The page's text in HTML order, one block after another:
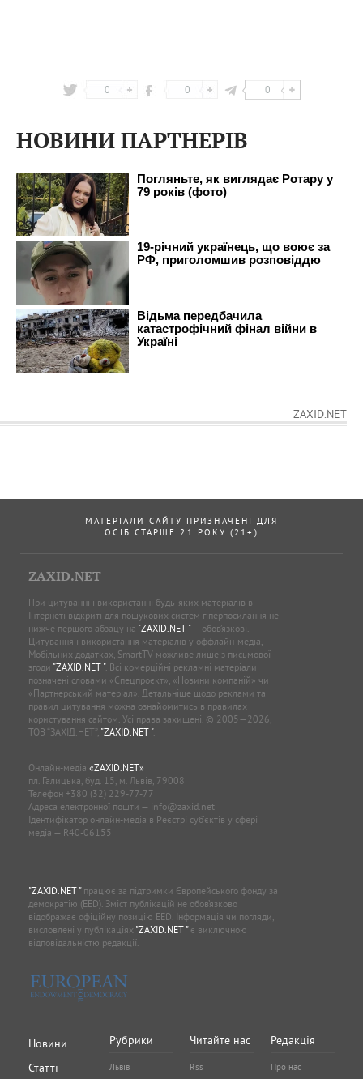
0 0 0
НОВИНИ ПАРТНЕРІВ
ZAXID.NET
МАТЕРІАЛИ САЙТУ ПРИЗНАЧЕНІ ДЛЯ
ОСІБ СТАРШЕ 21 РОКУ (21+)
ZAXID.NET
При цитуванні і використанні будь-яких матеріалів в
Інтернеті відкриті для пошукових систем гіперпосилання не
нижче першого абзацу на "ZAXID.NET "— обов’язкові.
Цитування і використання матеріалів у оффлайн-медіа,
Мобільних додатках, SmartTV можливе лише з письмової
згоди "ZAXID.NET ". Всі комерційні рекламні матеріали
позначені словами «Спецпроєкт», «Новини компаній» чи
«Партнерський матеріал». Детальніше щодо реклами та
правил цитування можна ознайомитись в правилах
користування сайтом. Усі права захищені. © 2005—2026,
ТОВ “ЗАХІД.НЕТ”, "ZAXID.NET ".
Онлайн-медіа «ZAXID.NET»
пл. Галицька, буд. 15, м. Львів, 79008
Телефон +380 (32) 229-77-77
Адреса електронної пошти — info@zaxid.net
Ідентифікатор онлайн-медіа в Реєстрі суб'єктів у сфері
медіа — R40-06155
"ZAXID.NET "працює за підтримки Європейського фонду за
демократію (EED). Зміст публікацій не обов’язково
відображає офіційну позицію EED. Інформація чи погляди,
висловлені у публікаціях "ZAXID.NET "є виключною
відповідальністю редакції.
Новини
Статті
Рубрики
Львів
Читайте нас
Rss
Редакція
Про нас